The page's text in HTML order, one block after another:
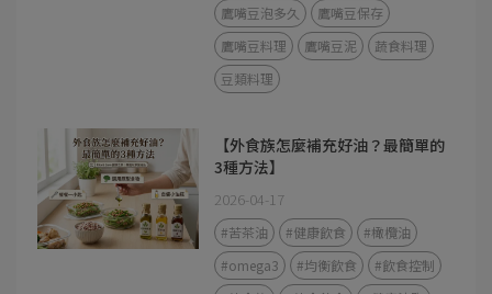
鷹嘴豆泡多久
鷹嘴豆保存
鷹嘴豆料理
鷹嘴豆泥
蔬食料理
豆類料理
【外食族怎麼補充好油？最簡單的
3種方法】
2026-04-17
#苦茶油 #健康飲食
#橄欖油
#omega3
#均衡飲食
#飲食控制